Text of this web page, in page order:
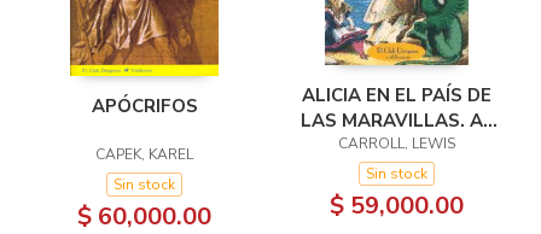
APÓCRIFOS
CAPEK, KAREL
Sin stock
$ 60,000.00
ALICIA EN EL PAÍS DE
LAS MARAVILLAS. AL
OTRO LADO DEL
ESPEJO
CARROLL, LEWIS
Sin stock
$ 59,000.00